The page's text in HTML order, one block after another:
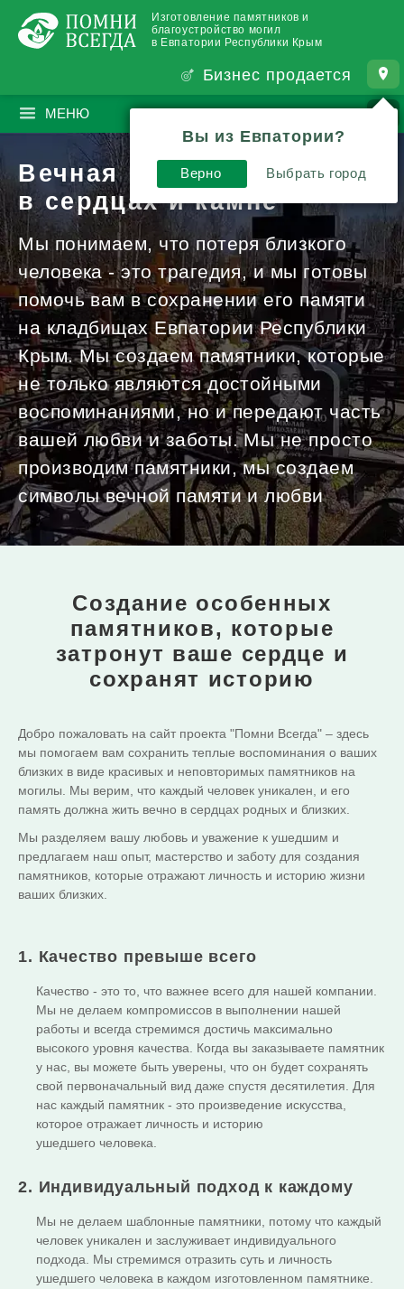
Изготовление памятников и
благоустройство могил
в Евпатории Республики Крым
Бизнес продается
МЕНЮ ПОИСК
Вечная память
в сердцах и камне
Мы понимаем, что потеря близкого
человека - это трагедия, и мы готовы
помочь вам в сохранении его памяти
на кладбищах Евпатории Республики
Крым. Мы создаем памятники, которые
не только являются достойными
воспоминаниями, но и передают часть
вашей любви и заботы. Мы не просто
производим памятники, мы создаем
символы вечной памяти и любви
Создание особенных
памятников, которые
затронут ваше сердце и
сохранят историю
Добро пожаловать на сайт проекта "Помни Всегда" – здесь
мы помогаем вам сохранить теплые воспоминания о ваших
близких в виде красивых и неповторимых памятников на
могилы. Мы верим, что каждый человек уникален, и его
память должна жить вечно в сердцах родных и близких.
Мы разделяем вашу любовь и уважение к ушедшим и
предлагаем наш опыт, мастерство и заботу для создания
памятников, которые отражают личность и историю жизни
ваших близких.
1. Качество превыше всего
Качество - это то, что важнее всего для нашей компании.
Мы не делаем компромиссов в выполнении нашей
работы и всегда стремимся достичь максимально
высокого уровня качества. Когда вы заказываете памятник
у нас, вы можете быть уверены, что он будет сохранять
свой первоначальный вид даже спустя десятилетия. Для
нас каждый памятник - это произведение искусства,
которое отражает личность и историю
ушедшего человека.
2. Индивидуальный подход к каждому
Мы не делаем шаблонные памятники, потому что каждый
человек уникален и заслуживает индивидуального
подхода. Мы стремимся отразить суть и личность
ушедшего человека в каждом изготовленном памятнике.
Вы из Евпатории?
Верно Выбрать город